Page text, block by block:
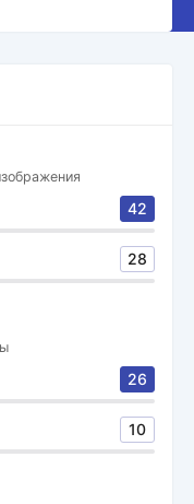
42
28
26
10